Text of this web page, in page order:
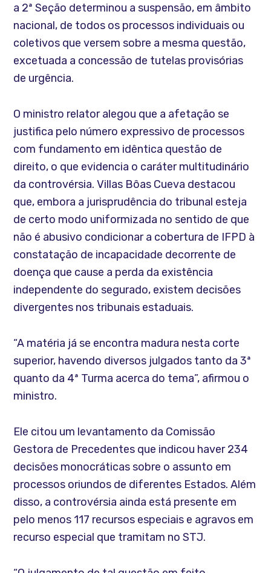
a 2ª Seção determinou a suspensão, em âmbito
nacional, de todos os processos individuais ou
coletivos que versem sobre a mesma questão,
excetuada a concessão de tutelas provisórias
de urgência.
O ministro relator alegou que a afetação se
justifica pelo número expressivo de processos
com fundamento em idêntica questão de
direito, o que evidencia o caráter multitudinário
da controvérsia. Villas Bôas Cueva destacou
que, embora a jurisprudência do tribunal esteja
de certo modo uniformizada no sentido de que
não é abusivo condicionar a cobertura de IFPD à
constatação de incapacidade decorrente de
doença que cause a perda da existência
independente do segurado, existem decisões
divergentes nos tribunais estaduais.
“A matéria já se encontra madura nesta corte
superior, havendo diversos julgados tanto da 3ª
quanto da 4ª Turma acerca do tema”, afirmou o
ministro.
Ele citou um levantamento da Comissão
Gestora de Precedentes que indicou haver 234
decisões monocráticas sobre o assunto em
processos oriundos de diferentes Estados. Além
disso, a controvérsia ainda está presente em
pelo menos 117 recursos especiais e agravos em
recurso especial que tramitam no STJ.